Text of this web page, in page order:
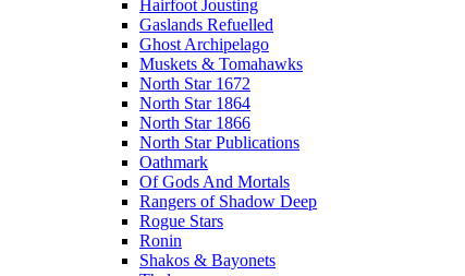
Hairfoot Jousting
Gaslands Refuelled
Ghost Archipelago
Muskets & Tomahawks
North Star 1672
North Star 1864
North Star 1866
North Star Publications
Oathmark
Of Gods And Mortals
Rangers of Shadow Deep
Rogue Stars
Ronin
Shakos & Bayonets